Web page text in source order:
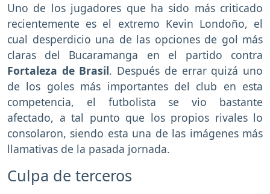
Uno de los jugadores que ha sido más criticado
recientemente es el extremo Kevin Londoño, el
cual desperdicio una de las opciones de gol más
claras del Bucaramanga en el partido contra
Fortaleza de Brasil. Después de errar quizá uno
de los goles más importantes del club en esta
competencia, el futbolista se vio bastante
afectado, a tal punto que los propios rivales lo
consolaron, siendo esta una de las imágenes más
llamativas de la pasada jornada.
Culpa de terceros